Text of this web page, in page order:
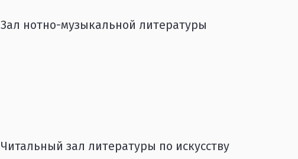
Зал нотно-музыкальной литературы
Читальный зал литературы по искусству